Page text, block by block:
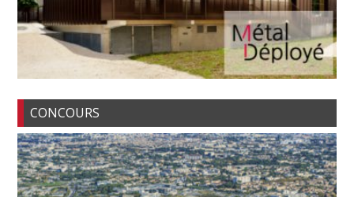
CONCOURS